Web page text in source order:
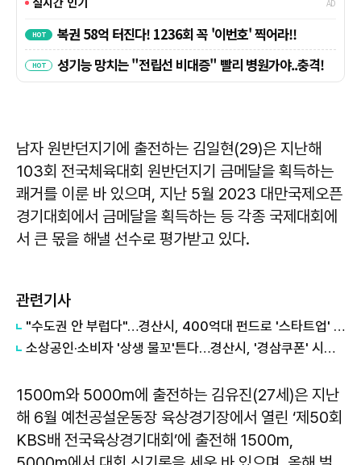
남자 원반던지기에 출전하는 김일현(29)은 지난해
103회 전국체육대회 원반던지기 금메달을 획득하는
쾌거를 이룬 바 있으며, 지난 5월 2023 대만국제오픈
경기대회에서 금메달을 획득하는 등 각종 국제대회에
서 큰 몫을 해낼 선수로 평가받고 있다.
관련기사
"수도권 안 부럽다"…경산시, 400억대 펀드로 '스타트업' 정조준
소상공인·소비자 '상생 물꼬'튼다…경산시, '경삼쿠폰' 시행으로 외식비 부담 완화
1500m와 5000m에 출전하는 김유진(27세)은 지난
해 6월 예천공설운동장 육상경기장에서 열린 ‘제50회
KBS배 전국육상경기대회’에 출전해 1500m,